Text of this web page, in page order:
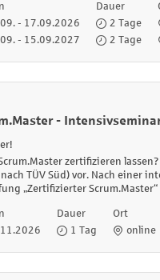
Dauer
- 17.09.2026 2 Tage
- 15.09.2027 2 Tage
-
zertifizieren
nach TÜV Süd) vor. Nach
„Zertifizierter
Dauer Ort
1 Tag online